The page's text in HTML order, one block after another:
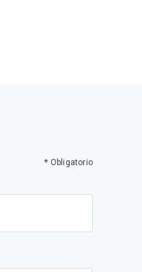
* Obligatorio